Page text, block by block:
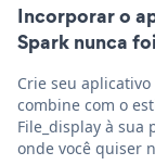
Incorporar o
Spark nunca
Crie seu
combine com o
File_display à
onde você quiser